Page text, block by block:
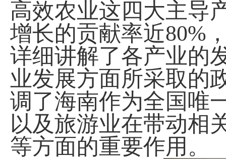
高效农业这四大主导
增长的贡献率近80%
详细讲解了各产业的
业发展方面所采取的
调了海南作为全国唯
以及旅游业在带动相
等方面的重要作用。